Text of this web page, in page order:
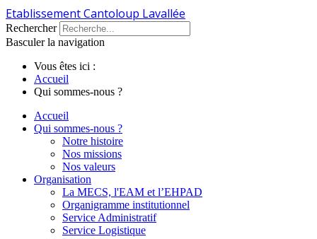
Etablissement Cantoloup Lavallée
Rechercher
Basculer la navigation
Vous êtes ici :
Accueil
Qui sommes-nous ?
Accueil
Qui sommes-nous ?
Notre histoire
Nos missions
Nos valeurs
Organisation
La MECS, l'EAM et l’EHPAD
Organigramme institutionnel
Service Administratif
Service Logistique